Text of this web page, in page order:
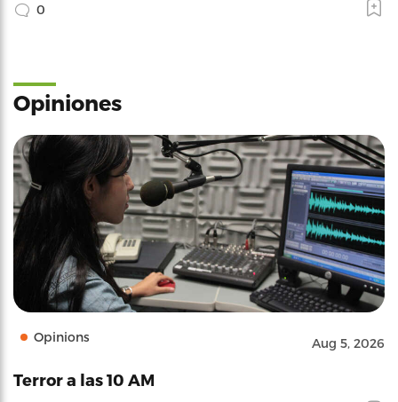
0
Opiniones
Opinions Aug 5, 2026
Terror a las 10 AM